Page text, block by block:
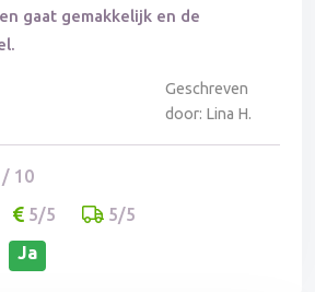
gaat gemakkelijk en de
Geschreven
door: Lina H.
/ 10
5/5
5/5
Ja